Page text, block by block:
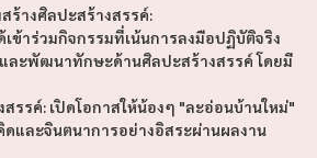
างศิลปะสร้างสรรค์:
เข้าร่วมกิจกรรมที่เน้นการลงมือปฏิบัติจริง
ละพัฒนาทักษะด้านศิลปะสร้างสรรค์ โดยมี
รรค์: เปิดโอกาสให้น้องๆ "ละอ่อนบ้านใหม่"
และจินตนาการอย่างอิสระผ่านผลงาน